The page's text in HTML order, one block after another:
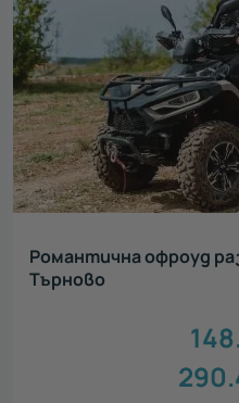
Романтична офроуд
Търново